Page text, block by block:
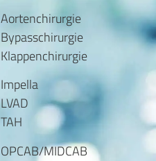
Aortenchirurgie
Bypasschirurgie
Klappenchirurgie
Impella
LVAD
TAH
OPCAB/MIDCAB